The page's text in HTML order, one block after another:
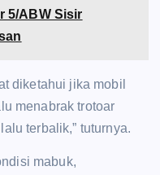
5/ABW Sisir
diketahui jika mobil
menabrak trotoar
terbalik,” tuturnya.
mabuk,